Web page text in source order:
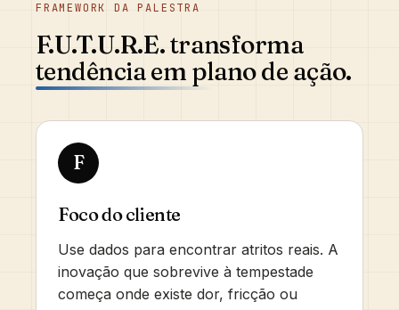
FRAMEWORK DA PALESTRA
F.U.T.U.R.E. transforma
tendência em plano de ação.
F
Foco do cliente
Use dados para encontrar atritos reais. A
inovação que sobrevive à tempestade
começa onde existe dor, fricção ou